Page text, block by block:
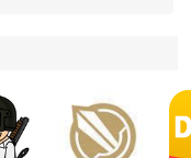
得自己需要的资
进行搜索。